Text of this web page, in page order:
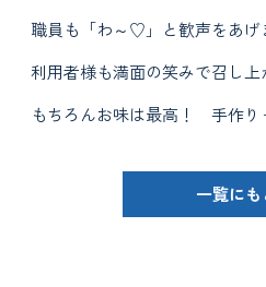
職員も「わ～♡」と歓声をあげ
利用者様も満面の笑みで召し
もちろんお味は最高！ 手作り
一覧にも